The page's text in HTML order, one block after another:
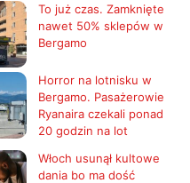
To już czas. Zamknięte
nawet 50% sklepów w
Bergamo
Horror na lotnisku w
Bergamo. Pasażerowie
Ryanaira czekali ponad
20 godzin na lot
Włoch usunął kultowe
dania bo ma dość